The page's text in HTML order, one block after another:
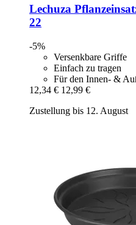
Lechuza
22
-5%
Versenkbare Griffe
Einfach zu tragen
Für den Innen- &
12,34 € 12,99 €
Zustellung bis 12. August